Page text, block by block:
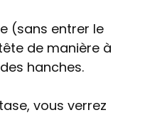
(sans entrer le
de manière à
hanches.
vous verrez